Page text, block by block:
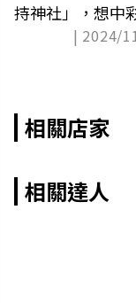
持神社」，想中
| 2024/
相關店家
相關達人